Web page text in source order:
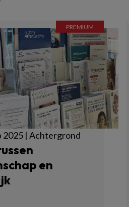
2025 | Achtergrond
en